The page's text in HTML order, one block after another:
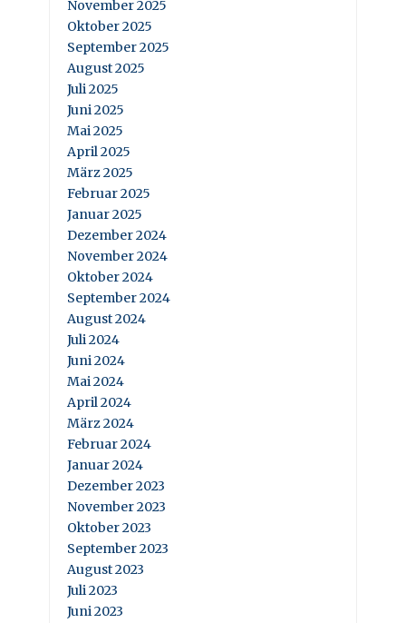
November 2025
Oktober 2025
September 2025
August 2025
Juli 2025
Juni 2025
Mai 2025
April 2025
März 2025
Februar 2025
Januar 2025
Dezember 2024
November 2024
Oktober 2024
September 2024
August 2024
Juli 2024
Juni 2024
Mai 2024
April 2024
März 2024
Februar 2024
Januar 2024
Dezember 2023
November 2023
Oktober 2023
September 2023
August 2023
Juli 2023
Juni 2023